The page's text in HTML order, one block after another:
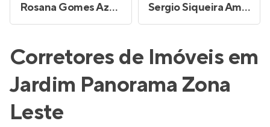
Rosana Gomes Azevedo Sergio Siqueira Amaral
Corretores de Imóveis em
Jardim Panorama Zona
Leste